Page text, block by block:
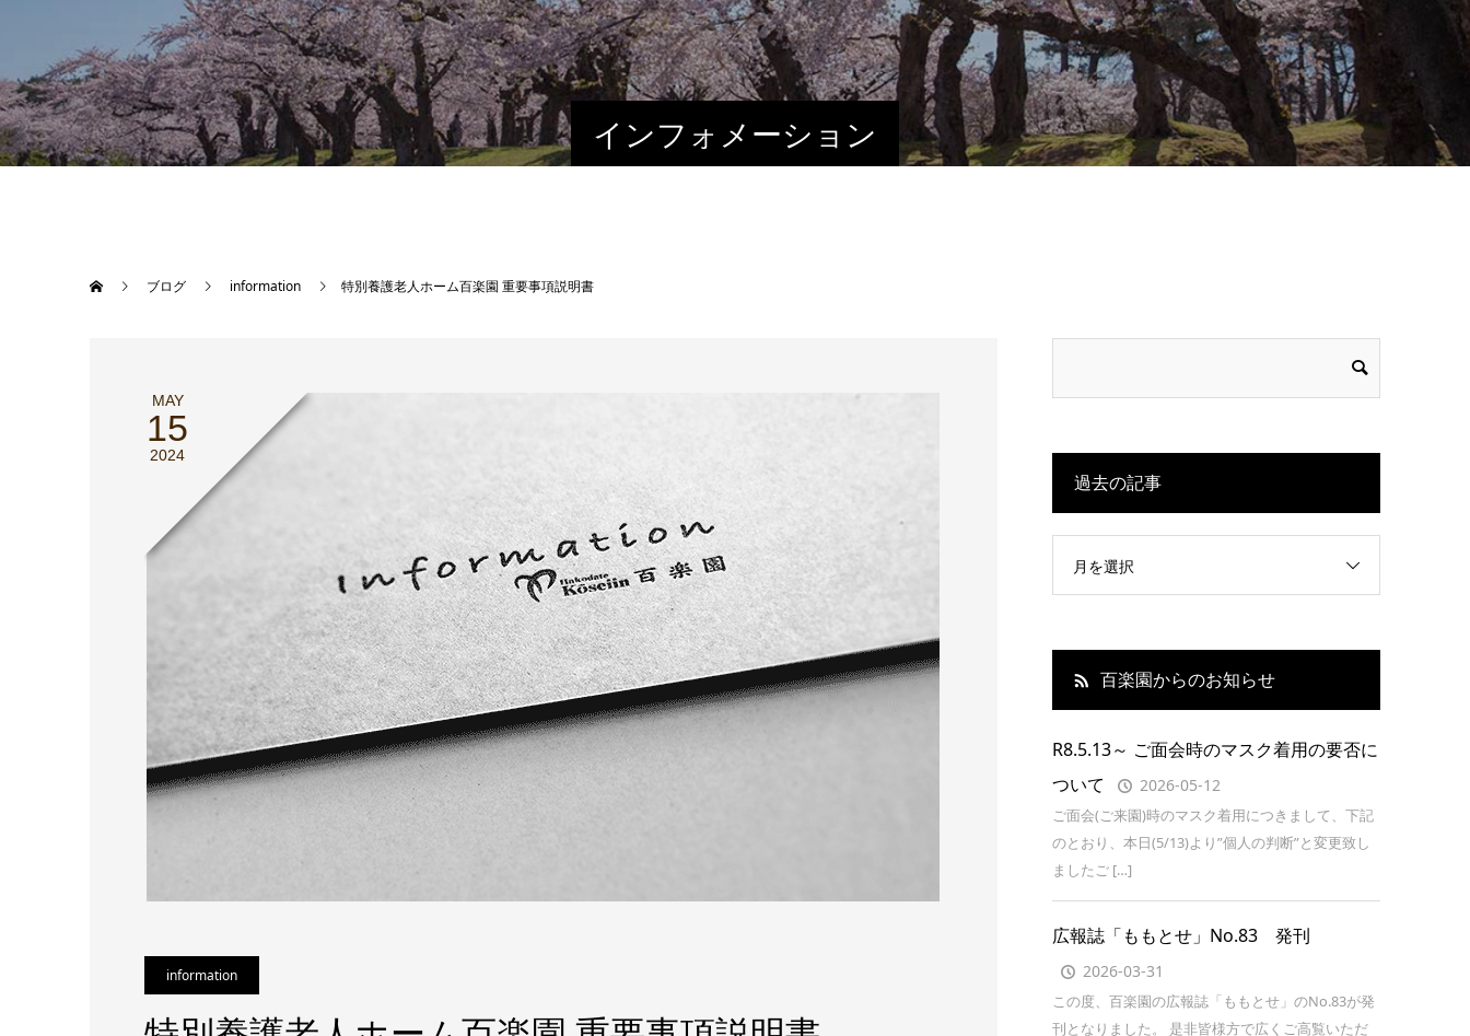
インフォメーション
ブログ information 特別養護老人ホーム百楽園 重要事項説明書
MAY
15
2024
information
過去の記事
月を選択
百楽園からのお知らせ
R8.5.13～ ご面会時のマスク着用の要否に
ついて
2026-05-12
ご面会(ご来園)時のマスク着用につきまして、下記
のとおり、本日(5/13)より”個人の判断”と変更致し
ましたご […]
広報誌「ももとせ」No.83 発刊
2026-03-31
この度、百楽園の広報誌「ももとせ」のNo.83が発
刊となりました。 是非皆様方で広くご高覧いただ